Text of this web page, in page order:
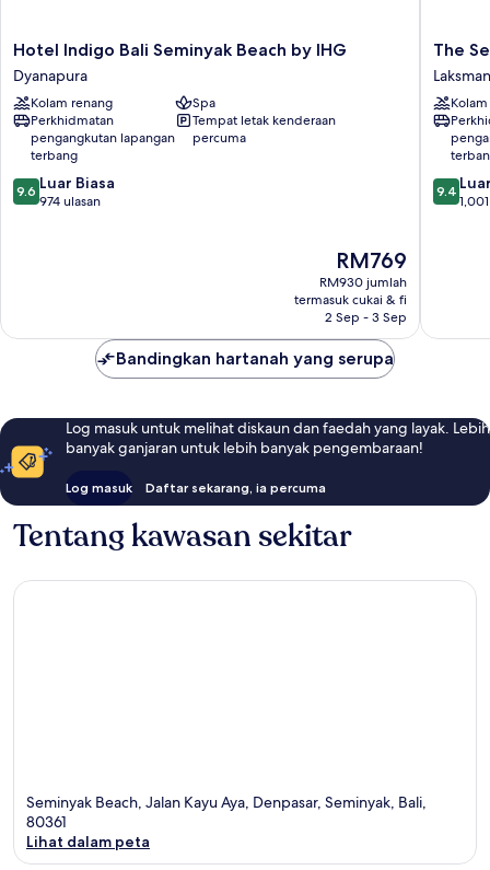
Hotel
Indigo
Bali
Seminyak
Beach
IHG
Dyanapura
Hotel Indigo Bali Seminyak Beach by IHG
Dyanapura
Kolam renang
Spa
Perkhidmatan
pengangkutan lapangan
terbang
Tempat letak kenderaan
percuma
9.6
daripada
9.6 Luar Biasa
974 ulasan
Harga
ialah
RM769
RM769
RM930 jumlah
termasuk cukai & fi
2 Sep - 3 Sep
The
Beach
Resort
&
Spa
The
9.4
9.4
Bandingkan hartanah yang serupa
Log masuk untuk melihat diskaun dan faedah yang layak. Lebih
banyak ganjaran untuk lebih banyak pengembaraan!
Log masuk Daftar sekarang, ia percuma
Tentang kawasan sekitar
Seminyak Beach, Jalan Kayu Aya, Denpasar, Seminyak, Bali,
80361
Lihat dalam peta